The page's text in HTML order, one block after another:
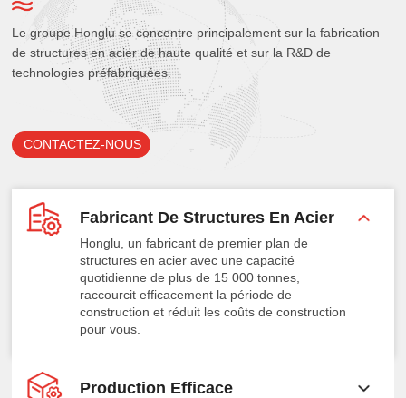
Le groupe Honglu se concentre principalement sur la fabrication
de structures en acier de haute qualité et sur la R&D de
technologies préfabriquées.
CONTACTEZ-NOUS
Fabricant De Structures En Acier
Honglu, un fabricant de premier plan de
structures en acier avec une capacité
quotidienne de plus de 15 000 tonnes,
raccourcit efficacement la période de
construction et réduit les coûts de construction
pour vous.
Production Efficace